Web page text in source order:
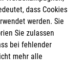
dass Cookies
werden. Sie
Sie zulassen
bei fehlender
mehr alle